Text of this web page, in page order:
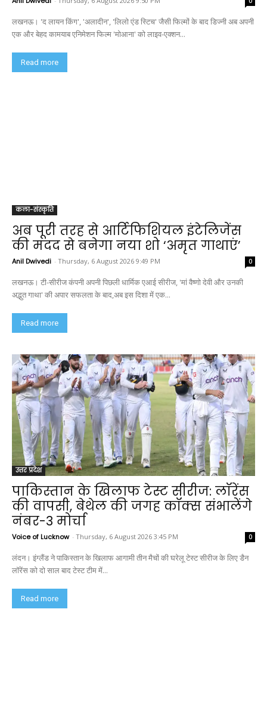
लखनऊ। 'द लायन किंग', 'अलादीन', 'लिलो एंड स्टिच' जैसी फिल्मों के बाद डिज्नी अब अपनी
एक और बेहद कामयाब एनिमेशन फिल्म 'मोआना' को लाइव-एक्शन...
Read more
कला-संस्कृति
अब पूरी तरह से आर्टिफिशियल इंटेलिजेंस
की मदद से बनेगा नया शो ‘अमृत गाथाएं’
Anil Dwivedi - Thursday, 6 August 2026 9:49 PM 0
लखनऊ। टी-सीरीज कंपनी अपनी पिछली धार्मिक एआई सीरीज, 'मां वैष्णो देवी और उनकी
अद्भुत गाथा' की अपार सफलता के बाद,अब इस दिशा में एक...
Read more
उत्तर प्रदेश
पाकिस्तान के खिलाफ टेस्ट सीरीज: लॉरेंस
की वापसी, बेथेल की जगह कॉक्स संभालेंगे
नंबर-3 मोर्चा
Voice of Lucknow - Thursday, 6 August 2026 3:45 PM 0
लंदन। इंग्लैंड ने पाकिस्तान के खिलाफ आगामी तीन मैचों की घरेलू टेस्ट सीरीज के लिए डैन
लॉरेंस को दो साल बाद टेस्ट टीम में...
Read more